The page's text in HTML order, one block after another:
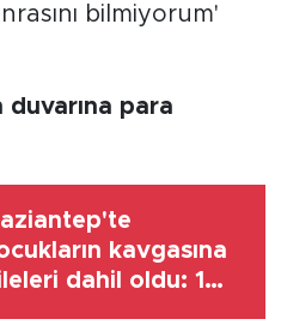
bilmiyorum'
para
kavgasına
dahil oldu: 1